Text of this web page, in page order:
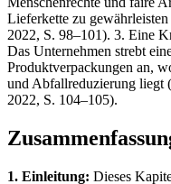
Lieferkette zu
2022, S. 98–101). 3. Eine
Das Unternehmen strebt
Produktverpackungen an,
und Abfallreduzierung liegt
2022, S. 104–105).
1. Einleitung: Dieses